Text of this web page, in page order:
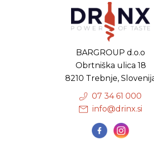
BARGROUP d.o.o
Obrtniška ulica 18
8210 Trebnje,
07 34 61 000
info@drinx.si